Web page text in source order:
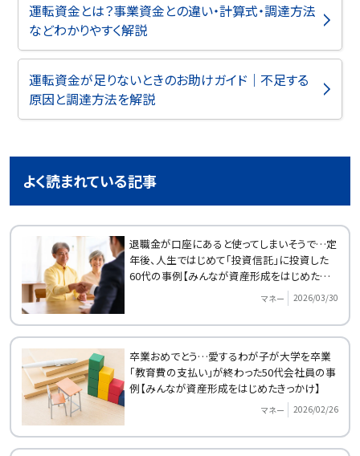
運転資金とは？事業資金との違い・計算式・調達方法
などわかりやすく解説
運転資金が足りないときのお助けガイド｜不足する
原因と調達方法を解説
よく読まれている記事
退職金が口座にあると使ってしまいそうで…定
年後、人生ではじめて「投資信託」に投資した
60代の事例【みんなが資産形成をはじめたきっ
マネー 2026/03/30
卒業おめでとう…愛するわが子が大学を卒業
「教育費の支払い」が終わった50代会社員の事
例【みんなが資産形成をはじめたきっかけ】
マネー 2026/02/26